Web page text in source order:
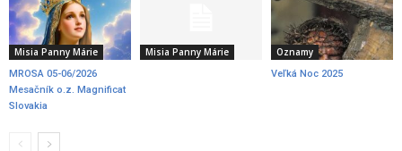
Misia Panny Márie
MROSA 05-06/2026
Mesačník o.z. Magnificat
Slovakia
Misia Panny Márie Oznamy
Veľká Noc 2025